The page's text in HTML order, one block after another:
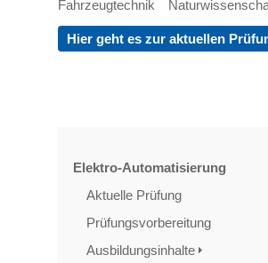
Fahrzeugtechnik
Hier geht es zur aktuellen
Elektro-Automatisierung
Aktuelle Prüfung
Prüfungsvorbereitung
Ausbildungsinhalte